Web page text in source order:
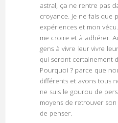
astral, ça ne rentre pas
croyance. Je ne fais que
expériences et mon
me croire et à adhérer.
gens à vivre leur vivre
qui seront certainement
Pourquoi ? parce que
différents et avons tous
ne suis le gourou de
moyens de retrouver
de penser.